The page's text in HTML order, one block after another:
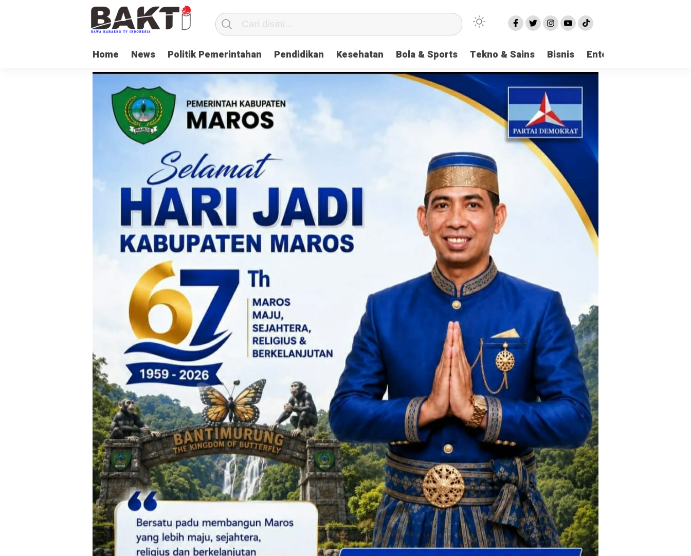
Home News Politik Pemerintahan Pendidikan Kesehatan Bola & Sports Tekno & Sains Bisnis Entertainment